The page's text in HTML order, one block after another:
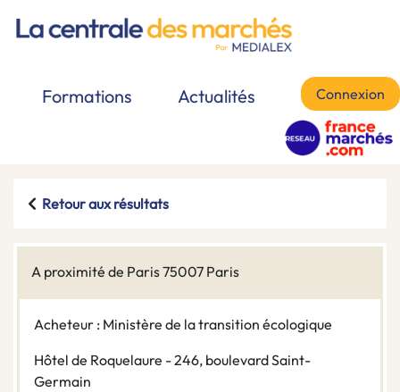
Formations Actualités Connexion
Retour aux résultats
A proximité de Paris 75007 Paris
Acheteur : Ministère de la transition écologique
Hôtel de Roquelaure - 246, boulevard Saint-
Germain